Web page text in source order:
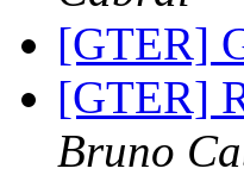
[GTER]
[GTER]
Bruno